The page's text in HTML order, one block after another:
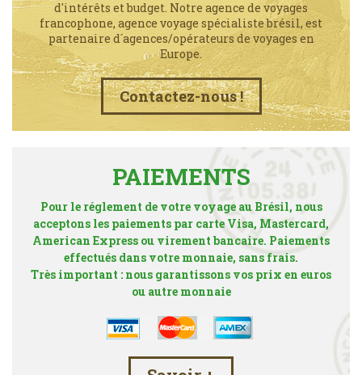
d'intérêts et budget. Notre agence de voyages
francophone, agence voyage spécialiste brésil, est
partenaire d´agences/opérateurs de voyages en
Europe.
Contactez-nous !
PAIEMENTS
Pour le réglement de votre voyage au Brésil, nous
acceptons les paiements par carte Visa, Mastercard,
American Express ou virement bancaire. Paiements
effectués dans votre monnaie, sans frais.
Très important : nous garantissons vos prix en euros
ou autre monnaie